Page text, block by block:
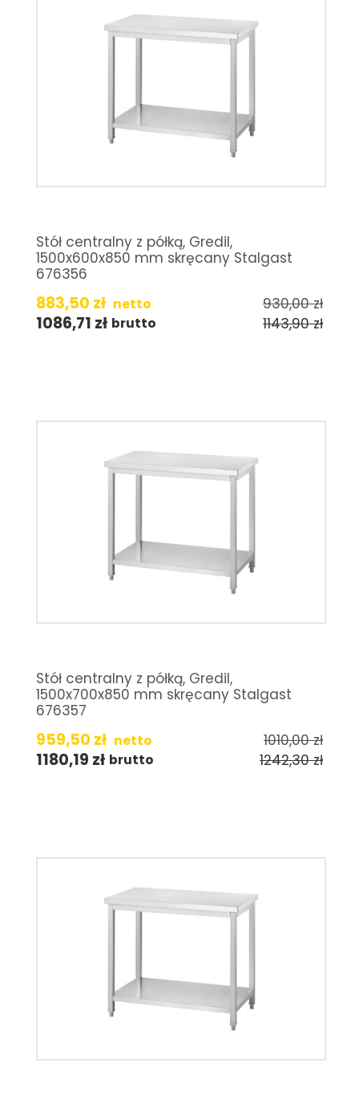
Stół centralny z półką, Gredil,
1500x600x850 mm skręcany Stalgast
676356
883,50 zł netto 930,00zł
1086,71 zł brutto 1143,90zł
Stół centralny z półką, Gredil,
1500x700x850 mm skręcany Stalgast
676357
959,50 zł netto 1010,00zł
1180,19 zł brutto 1242,30zł